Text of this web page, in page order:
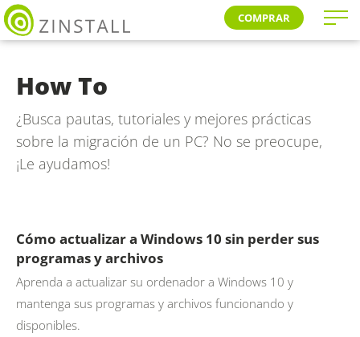
COMPRAR
How To
¿Busca pautas, tutoriales y mejores prácticas
sobre la migración de un PC? No se preocupe,
¡Le ayudamos!
Cómo actualizar a Windows 10 sin perder sus
programas y archivos
Aprenda a actualizar su ordenador a Windows 10 y
mantenga sus programas y archivos funcionando y
disponibles.